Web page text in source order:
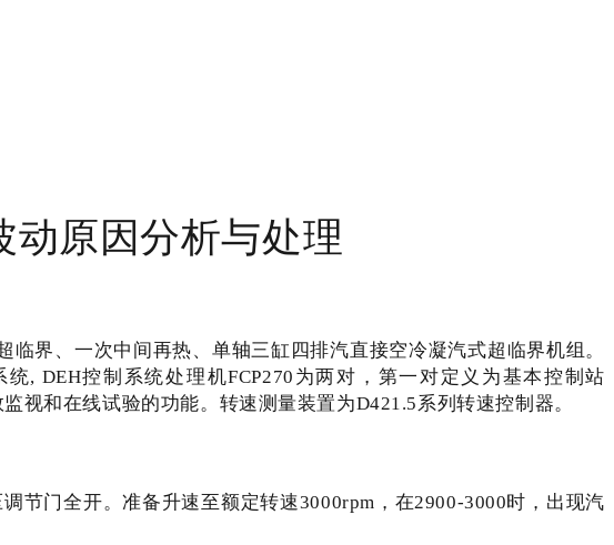
动原因分析与处理
界、一次中间再热、单轴三缸四排汽直接空冷凝汽式超临界机组。
, DEH控制系统处理机FCP270为两对，第一对定义为基本控制站
视和在线试验的功能。转速测量装置为D421.5系列转速控制器。
节门全开。准备升速至额定转速3000rpm，在2900-3000时，出现汽